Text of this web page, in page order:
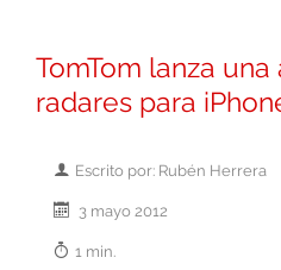
TomTom lanza
radares para
Escrito por: Rubén Herrera
3 mayo 2012
1 min.